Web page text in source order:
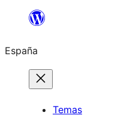
Saltar
contenido
España
Temas